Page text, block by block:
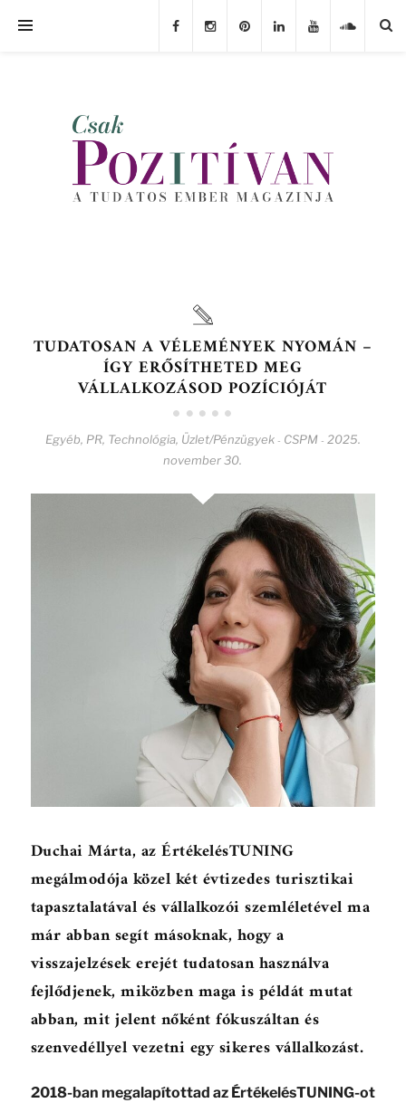
TUDATOSAN A VÉLEMÉNYEK NYOMÁN –
ÍGY ERŐSÍTHETED MEG
VÁLLALKOZÁSOD POZÍCIÓJÁT
Egyéb, PR, Technológia, Üzlet/Pénzügyek - CSPM - 2025.
november 30.
Duchai Márta, az ÉrtékelésTUNING
megálmodója közel két évtizedes turisztikai
tapasztalatával és vállalkozói szemléletével ma
már abban segít másoknak, hogy a
visszajelzések erejét tudatosan használva
fejlődjenek, miközben maga is példát mutat
abban, mit jelent nőként fókuszáltan és
szenvedéllyel vezetni egy sikeres vállalkozást.
2018-ban megalapítottad az ÉrtékelésTUNING-ot